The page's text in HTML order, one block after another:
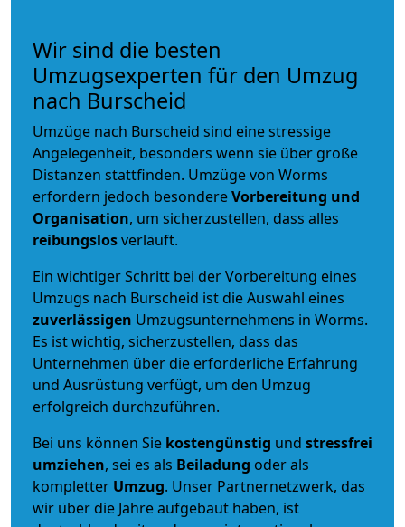
Wir sind die besten
Umzugsexperten für den Umzug
nach Burscheid
Umzüge nach Burscheid sind eine stressige
Angelegenheit, besonders wenn sie über große
Distanzen stattfinden. Umzüge von Worms
erfordern jedoch besondereVorbereitung und
Organisation, um sicherzustellen, dass alles
reibungslosverläuft.
Ein wichtiger Schritt bei der Vorbereitung eines
Umzugs nach Burscheid ist die Auswahl eines
zuverlässigen Umzugsunternehmens in Worms.
Es ist wichtig, sicherzustellen, dass das
Unternehmen über die erforderliche Erfahrung
und Ausrüstung verfügt, um den Umzug
erfolgreich durchzuführen.
Bei uns können Sie kostengünstig und stressfrei
umziehen, sei es als Beiladung oder als
kompletter Umzug. Unser Partnernetzwerk, das
wir über die Jahre aufgebaut haben, ist